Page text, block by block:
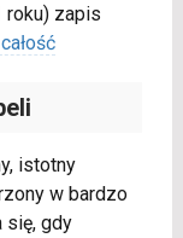
zapis
istotny
w bardzo
się, gdy